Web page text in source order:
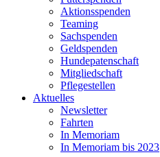
Aktionsspenden
Teaming
Sachspenden
Geldspenden
Hundepatenschaft
Mitgliedschaft
Pflegestellen
Aktuelles
Newsletter
Fahrten
In Memoriam
In Memoriam bis 2023